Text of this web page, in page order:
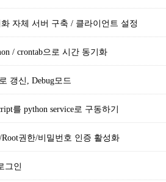
자체 서버 구축 / 클라이언트 설정
/ crontab으로 시간 동기화
갱신, Debug모드
를 python service로 구동하기
Root권한/비밀번호 인증 활성화
그인